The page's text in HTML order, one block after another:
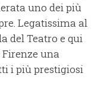
uno dei più
Legatissima al
del Teatro e qui
una
i più prestigiosi